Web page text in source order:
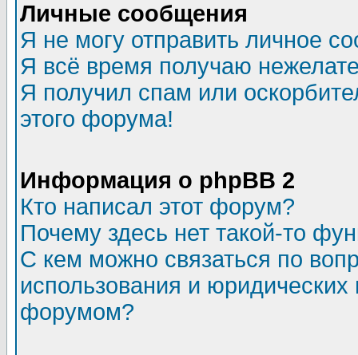
Личные сообщения
Я не могу отправить личное
Я всё время получаю
Я получил спам или
этого форума!
Информация о phpBB 2
Кто написал этот форум?
Почему здесь нет такой-то
С кем можно связаться по
использования и
форумом?